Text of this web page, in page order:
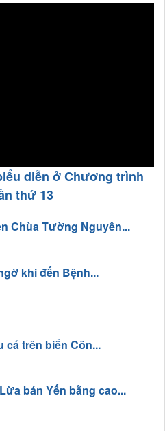
diễn ở Chương trình
thứ 13
Chùa Tường Nguyên...
khi đến Bệnh...
cá trên biển Côn...
bán Yến bằng cao...